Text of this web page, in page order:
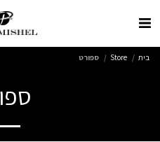
בית Store ספורט